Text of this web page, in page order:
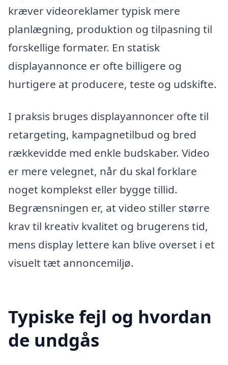
kræver videoreklamer typisk mere
planlægning, produktion og tilpasning til
forskellige formater. En statisk
displayannonce er ofte billigere og
hurtigere at producere, teste og udskifte.
I praksis bruges displayannoncer ofte til
retargeting, kampagnetilbud og bred
rækkevidde med enkle budskaber. Video
er mere velegnet, når du skal forklare
noget komplekst eller bygge tillid.
Begrænsningen er, at video stiller større
krav til kreativ kvalitet og brugerens tid,
mens display lettere kan blive overset i et
visuelt tæt annoncemiljø.
Typiske fejl og hvordan
de undgås